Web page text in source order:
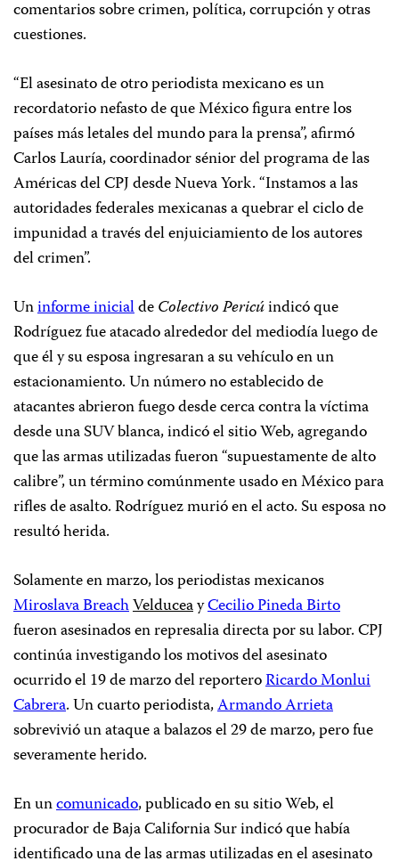
comentarios sobre crimen, política, corrupción y otras
cuestiones.
“El asesinato de otro periodista mexicano es un
recordatorio nefasto de que México figura entre los
países más letales del mundo para la prensa”, afirmó
Carlos Lauría, coordinador sénior del programa de las
Américas del CPJ desde Nueva York. “Instamos a las
autoridades federales mexicanas a quebrar el ciclo de
impunidad a través del enjuiciamiento de los autores
del crimen”.
Uninforme inicialdeColectivo Pericúindicó que
Rodríguez fue atacado alrededor del mediodía luego de
que él y su esposa ingresaran a su vehículo en un
estacionamiento. Un número no establecido de
atacantes abrieron fuego desde cerca contra la víctima
desde una SUV blanca, indicó el sitio Web, agregando
que las armas utilizadas fueron “supuestamente de alto
calibre”, un término comúnmente usado en México para
rifles de asalto. Rodríguez murió en el acto. Su esposa no
resultó herida.
Solamente en marzo, los periodistas mexicanos
Miroslava BreachVelduceayCecilio Pineda Birto
fueron asesinados en represalia directa por su labor. CPJ
continúa investigando los motivos del asesinato
ocurrido el 19 de marzo del reporteroRicardo Monlui
Cabrera. Un cuarto periodista,Armando Arrieta
sobrevivió un ataque a balazos el 29 de marzo, pero fue
severamente herido.
En uncomunicado, publicado en su sitio Web, el
procurador de Baja California Sur indicó que había
identificado una de las armas utilizadas en el asesinato